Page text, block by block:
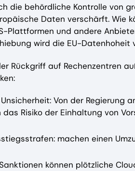
die behördliche Kontrolle von
Daten verschärft. Wie
Plattformen und andere
wird die EU-Datenhoheit
Rückgriff auf Rechenzentren
Von der Regierung
Risiko der Einhaltung von
machen einen
können plötzliche